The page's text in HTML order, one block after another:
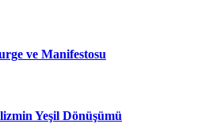
ve Manifestosu
Yeşil Dönüşümü